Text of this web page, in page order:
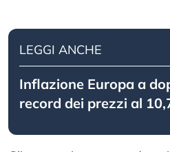
LEGGI ANCHE
Inflazione Europa a
record dei prezzi al